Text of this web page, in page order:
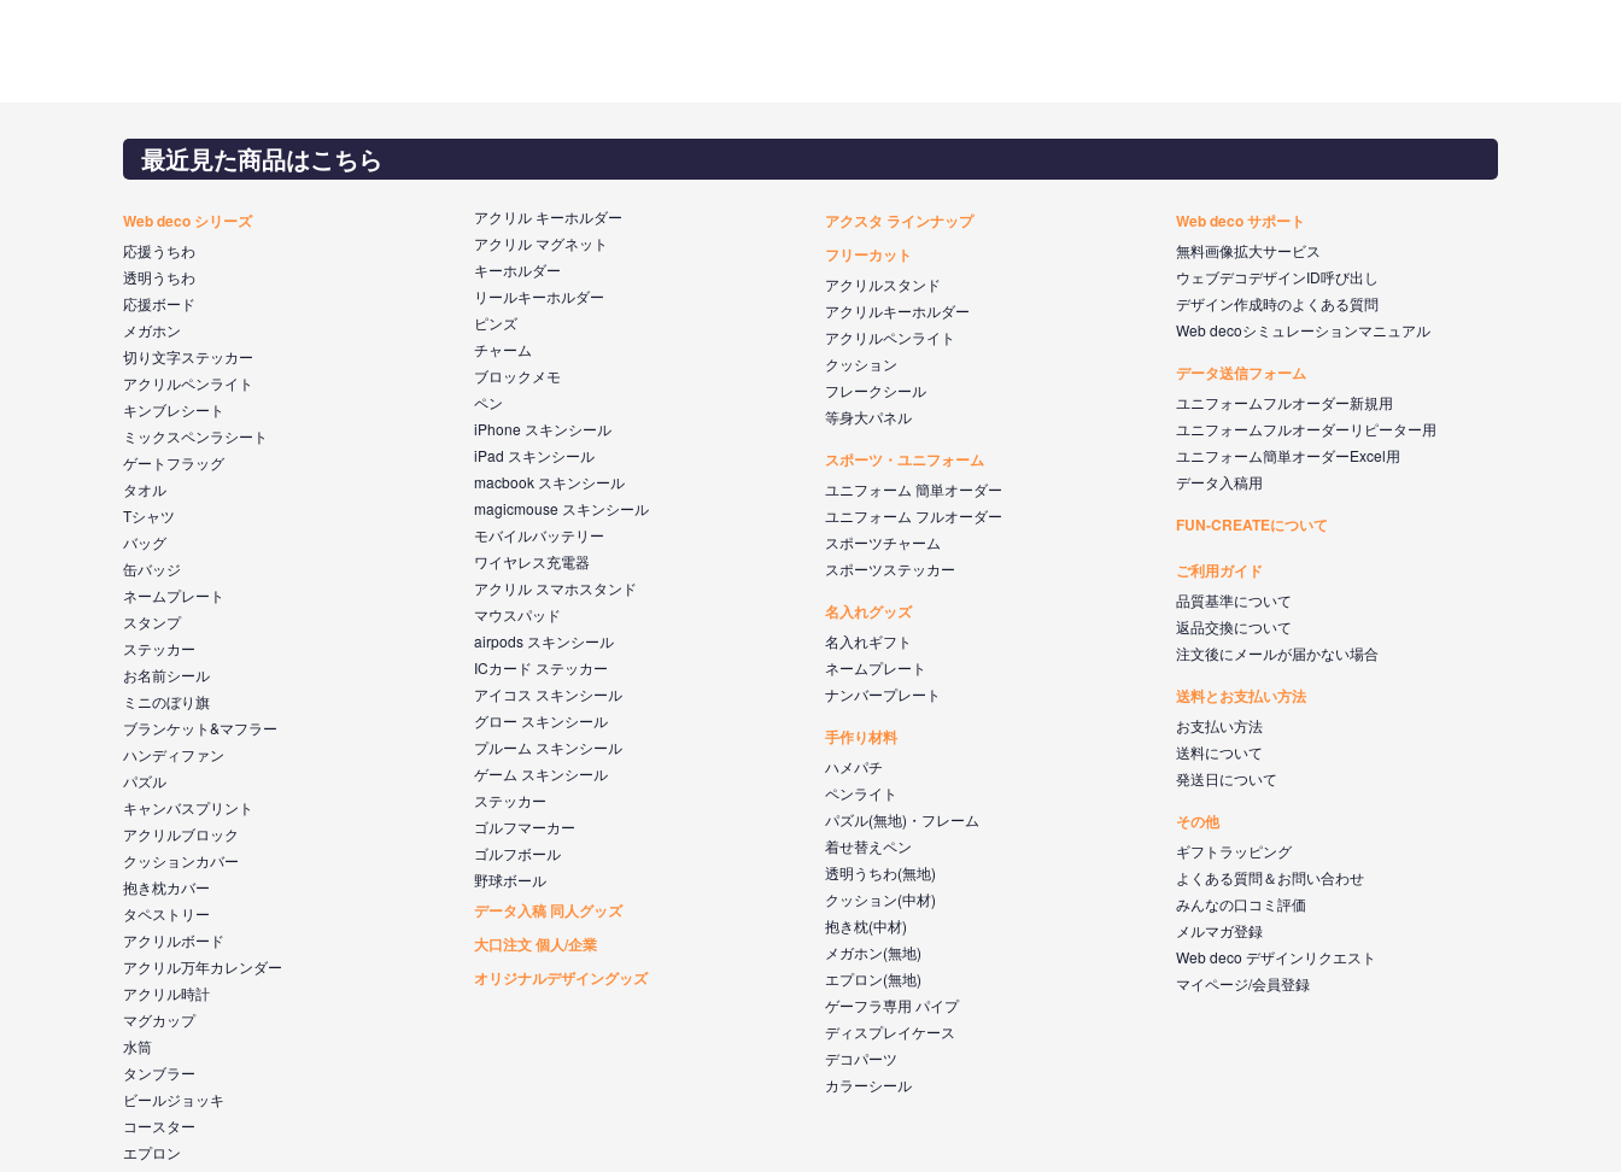
最近見た商品はこちら
Web deco シリーズ
応援うちわ
透明うちわ
応援ボード
メガホン
切り文字ステッカー
アクリルペンライト
キンブレシート
ミックスペンラシート
ゲートフラッグ
タオル
Tシャツ
バッグ
缶バッジ
ネームプレート
スタンプ
ステッカー
お名前シール
ミニのぼり旗
ブランケット&マフラー
ハンディファン
パズル
キャンバスプリント
アクリルブロック
クッションカバー
抱き枕カバー
タペストリー
アクリルボード
アクリル万年カレンダー
アクリル時計
マグカップ
水筒
タンブラー
ビールジョッキ
コースター
エプロン
アクリル キーホルダー
アクリル マグネット
キーホルダー
リールキーホルダー
ピンズ
チャーム
ブロックメモ
ペン
iPhone スキンシール
iPad スキンシール
macbook スキンシール
magicmouse スキンシール
モバイルバッテリー
ワイヤレス充電器
アクリル スマホスタンド
マウスパッド
airpods スキンシール
ICカード ステッカー
アイコス スキンシール
グロー スキンシール
プルーム スキンシール
ゲーム スキンシール
ステッカー
ゴルフマーカー
ゴルフボール
野球ボール
データ入稿 同人グッズ
大口注文 個人/企業
オリジナルデザイングッズ
アクスタ ラインナップ
フリーカット
アクリルスタンド
アクリルキーホルダー
アクリルペンライト
クッション
フレークシール
等身大パネル
スポーツ・ユニフォーム
ユニフォーム 簡単オーダー
ユニフォーム フルオーダー
スポーツチャーム
スポーツステッカー
名入れグッズ
名入れギフト
ネームプレート
ナンバープレート
手作り材料
ハメパチ
ペンライト
パズル(無地)・フレーム
着せ替えペン
透明うちわ(無地)
クッション(中材)
抱き枕(中材)
メガホン(無地)
エプロン(無地)
ゲーフラ専用 パイプ
ディスプレイケース
デコパーツ
カラーシール
Web deco サポート
無料画像拡大サービス
ウェブデコデザインID呼び出し
デザイン作成時のよくある質問
Web decoシミュレーションマニュアル
データ送信フォーム
ユニフォームフルオーダー新規用
ユニフォームフルオーダーリピーター用
ユニフォーム簡単オーダーExcel用
データ入稿用
FUN-CREATEについて
ご利用ガイド
品質基準について
返品交換について
注文後にメールが届かない場合
送料とお支払い方法
お支払い方法
送料について
発送日について
その他
ギフトラッピング
よくある質問＆お問い合わせ
みんなの口コミ評価
メルマガ登録
Web deco デザインリクエスト
マイページ/会員登録